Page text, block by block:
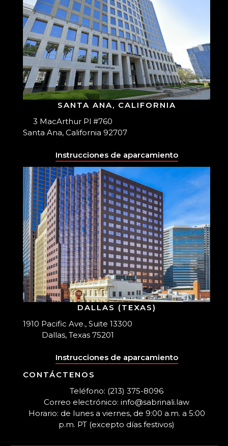
SANTA ANA, CALIFORNIA
3 MacArthur Pl #760
Santa Ana, California 92707
Instrucciones de aparcamiento
DALLAS (TEXAS)
1910 Pacific Ave., Suite 13300
Dallas, Texas 75201
Instrucciones de aparcamiento
CONTÁCTENOS
Teléfono: (213) 375-8096
Correo electrónico: info@sabrinali.law
Horario: de lunes a viernes, de 9:00 a.m. a 5:00
p.m. PT (excepto días festivos)